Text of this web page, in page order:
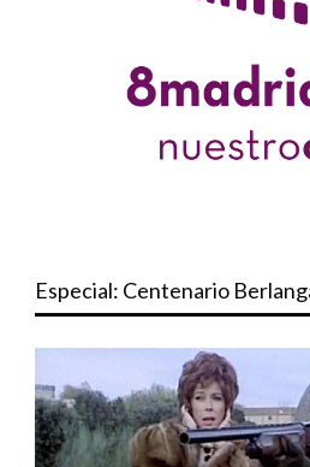
Especial: Centenario